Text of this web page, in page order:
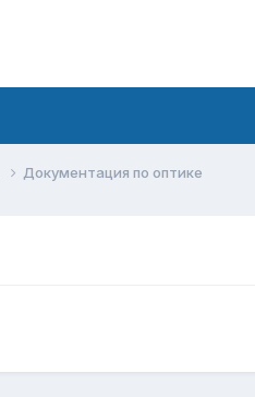
Документация по оптике